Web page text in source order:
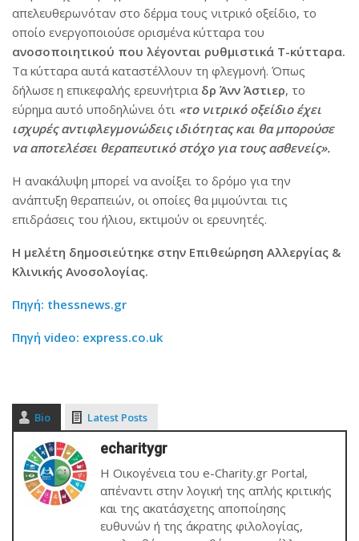
απελευθερωνόταν στο δέρμα τους νιτρικό οξείδιο, το
οποίο ενεργοποιούσε ορισμένα κύτταρα του
ανοσοποιητικού που λέγονται ρυθμιστικά Τ-κύτταρα.
Τα κύτταρα αυτά καταστέλλουν τη φλεγμονή. Όπως
δήλωσε η επικεφαλής ερευνήτρια δρ Άνν Άστιερ, το
εύρημα αυτό υποδηλώνει ότι «το νιτρικό οξείδιο έχει
ισχυρές αντιφλεγμονώδεις ιδιότητας και θα μπορούσε
να αποτελέσει θεραπευτικό στόχο για τους ασθενείς».
Η ανακάλυψη μπορεί να ανοίξει το δρόμο για την
ανάπτυξη θεραπειών, οι οποίες θα μιμούνται τις
επιδράσεις του ήλιου, εκτιμούν οι ερευνητές.
Η μελέτη δημοσιεύτηκε στην Επιθεώρηση Αλλεργίας &
Κλινικής Ανοσολογίας.
Πηγή: thessnews.gr
Πηγή video: express.co.uk
Bio Latest Posts
echaritygr
Η Οικογένεια του e-Charity.gr Portal,
απέναντι στην λογική της απλής κριτικής
και της ακατάσχετης αποποίησης
ευθυνών ή της άκρατης φιλολογίας,